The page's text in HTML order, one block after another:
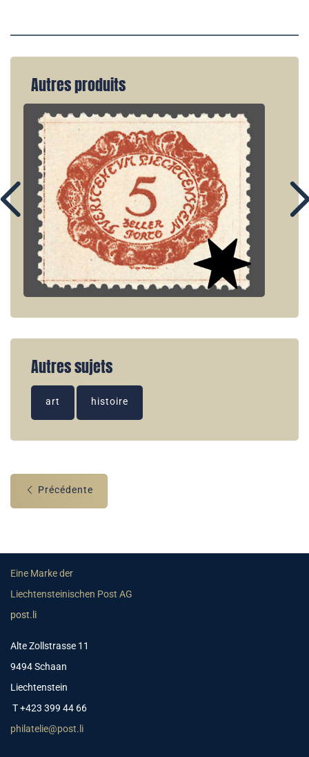
Autres produits
Autres sujets
art histoire
Précédente
Eine Marke der
Liechtensteinischen Post AG
post.li
Alte Zollstrasse 11
9494 Schaan
Liechtenstein
T +423 399 44 66
philatelie@post.li